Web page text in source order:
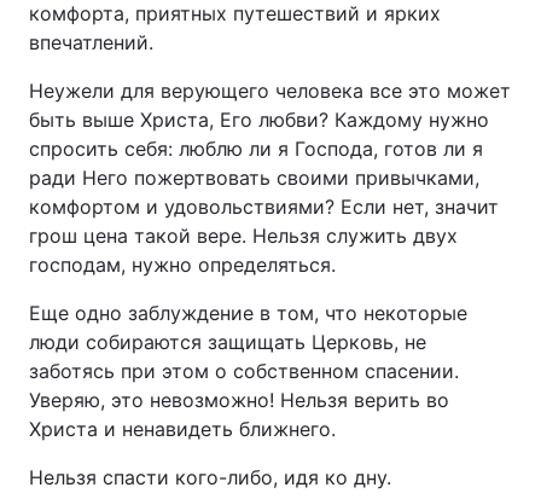
комфорта, приятных путешествий и ярких
впечатлений.
Неужели для верующего человека все это может
быть выше Христа, Его любви? Каждому нужно
спросить себя: люблю ли я Господа, готов ли я
ради Него пожертвовать своими привычками,
комфортом и удовольствиями? Если нет, значит
грош цена такой вере. Нельзя служить двух
господам, нужно определяться.
Еще одно заблуждение в том, что некоторые
люди собираются защищать Церковь, не
заботясь при этом о собственном спасении.
Уверяю, это невозможно! Нельзя верить во
Христа и ненавидеть ближнего.
Нельзя спасти кого-либо, идя ко дну.